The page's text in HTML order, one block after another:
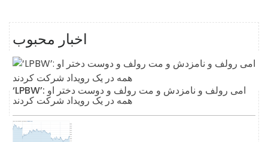
اخبار محبوب
‘LPBW’: امی رولف و نامزدش و مت رولف و دوست دختر او
همه در یک رویداد شرکت کردند